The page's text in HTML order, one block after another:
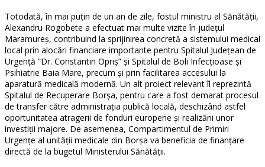
Totodată, în mai puțin de un an de zile, fostul ministru al Sănătății,
Alexandru Rogobete a efectuat mai multe vizite în județul
Maramureș, contribuind la sprijinirea concretă a sistemului medical
local prin alocări financiare importante pentru Spitalul Județean de
Urgență ”Dr. Constantin Opriș” și Spitalul de Boli Infecțioase și
Psihiatrie Baia Mare, precum și prin facilitarea accesului la
aparatură medicală modernă. Un alt proiect relevant îl reprezintă
Spitalul de Recuperare Borșa, pentru care a fost demarat procesul
de transfer către administrația publică locală, deschizând astfel
oportunitatea atragerii de fonduri europene și realizării unor
investiții majore. De asemenea, Compartimentul de Primiri
Urgențe al unității medicale din Borșa va beneficia de finanțare
directă de la bugetul Ministerului Sănătății.